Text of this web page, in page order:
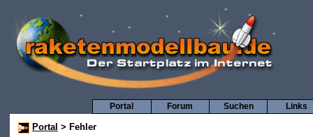
Links
Suchen
Forum
Portal
Portal > Fehler